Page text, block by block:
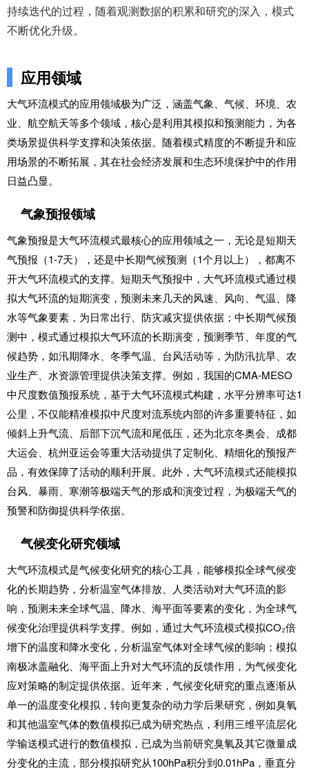
持续迭代的过程，随着观测数据的积累和研究的深入，模式
不断优化升级。
应用领域
大气环流模式的应用领域极为广泛，涵盖气象、气候、环境、农
业、航空航天等多个领域，核心是利用其模拟和预测能力，为各
类场景提供科学支撑和决策依据。随着模式精度的不断提升和应
用场景的不断拓展，其在社会经济发展和生态环境保护中的作用
日益凸显。
气象预报领域
气象预报是大气环流模式最核心的应用领域之一，无论是短期天
气预报（1-7天），还是中长期气候预测（1个月以上），都离不
开大气环流模式的支撑。短期天气预报中，大气环流模式通过模
拟大气环流的短期演变，预测未来几天的风速、风向、气温、降
水等气象要素，为日常出行、防灾减灾提供依据；中长期气候预
测中，模式通过模拟大气环流的长期演变，预测季节、年度的气
候趋势，如汛期降水、冬季气温、台风活动等，为防汛抗旱、农
业生产、水资源管理提供决策支撑。例如，我国的CMA-MESO
中尺度数值预报系统，基于大气环流模式构建，水平分辨率可达1
公里，不仅能精准模拟中尺度对流系统内部的许多重要特征，如
倾斜上升气流、后部下沉气流和尾低压，还为北京冬奥会、成都
大运会、杭州亚运会等重大活动提供了定制化、精细化的预报产
品，有效保障了活动的顺利开展。此外，大气环流模式还能模拟
台风、暴雨、寒潮等极端天气的形成和演变过程，为极端天气的
预警和防御提供科学依据。
气候变化研究领域
大气环流模式是气候变化研究的核心工具，能够模拟全球气候变
化的长期趋势，分析温室气体排放、人类活动对大气环流的影
响，预测未来全球气温、降水、海平面等要素的变化，为全球气
候变化治理提供科学支撑。例如，通过大气环流模式模拟CO₂倍
增下的温度和降水变化，分析温室气体对全球气候的影响；模拟
南极冰盖融化、海平面上升对大气环流的反馈作用，为气候变化
应对策略的制定提供依据。近年来，气候变化研究的重点逐渐从
单一的温度变化模拟，转向更复杂的动力学后果研究，例如臭氧
和其他温室气体的数值模拟已成为研究热点，利用三维平流层化
学输送模式进行的数值模拟，已成为当前研究臭氧及其它微量成
分变化的主流，部分模拟研究从100hPa积分到0.01hPa，垂直分